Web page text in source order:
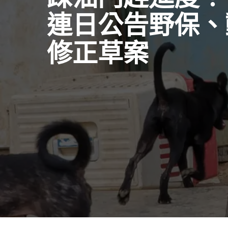
連日公告野保
修正草案